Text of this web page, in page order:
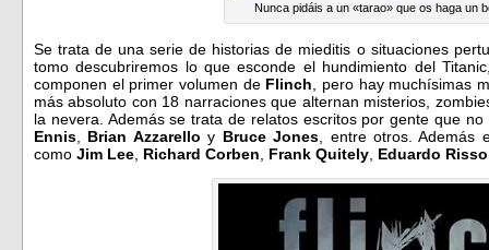
Nunca pidáis a un «tarao» que os haga un
Se trata de una serie de historias de mieditis o situaciones
tomo descubriremos lo que esconde el hundimiento del
componen el primer volumen de Flinch, pero hay muchísimas
más absoluto con 18 narraciones que alternan misterios,
la nevera. Además se trata de relatos escritos por gente que
Ennis, Brian Azzarelloy Bruce Jones, entre otros. Además
como Jim Lee, Richard Corben, Frank Quitely, Eduardo